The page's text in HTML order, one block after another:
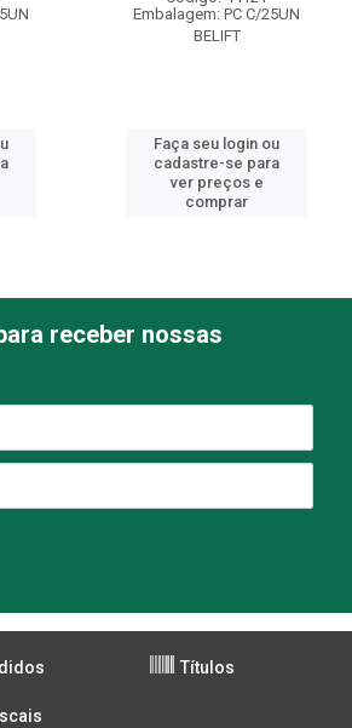
Embalagem: PC C/25UN
BELIFT
Faça seu login ou
cadastre-se para
ver preços e
comprar
receber nossas
Títulos